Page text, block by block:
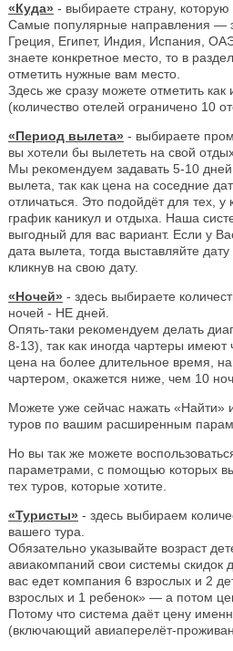
«Куда» - выбираете страну, которую
Самые популярные направления —
Греция, Египет, Индия, Испания,
знаете конкретное место, то в
отметить нужные вам место.
Здесь же сразу можете отметить как
(количество отелей ограничено 10
«Период вылета» - выбираете
вы хотели бы вылететь на свой
Мы рекомендуем задавать 5-10
вылета, так как цена на соседние
отличаться. Это подойдёт для тех, у
график каникул и отдыха. Наша
выгодный для вас вариант. Если у
дата вылета, тогда выставляйте
кликнув на свою дату.
«Ночей» - здесь выбираете
ночей - НЕ дней.
Опять-таки рекомендуем делать
8-13), так как иногда чартеры имеют
цена на более длительное время,
чартером, окажется ниже, чем 10
Можете уже сейчас нажать
туров по вашим расширенным
Но вы так же можете
параметрами, с помощью которых
тех туров, которые хотите.
«Туристы» - здесь выбираем
вашего тура.
Обязательно указывайте возраст
авиакомпаний свои системы скидок
вас едет компания 6 взрослых и 2
взрослых и 1 ребенок» — а потом
Потому что система даёт цену
(включающий авиаперелёт-